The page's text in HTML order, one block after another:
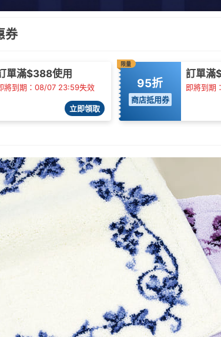
券
單滿$388使用
將到期：08/07 23:59失效
立即領取
限量
95折
商店抵用券
訂單滿
即將到期